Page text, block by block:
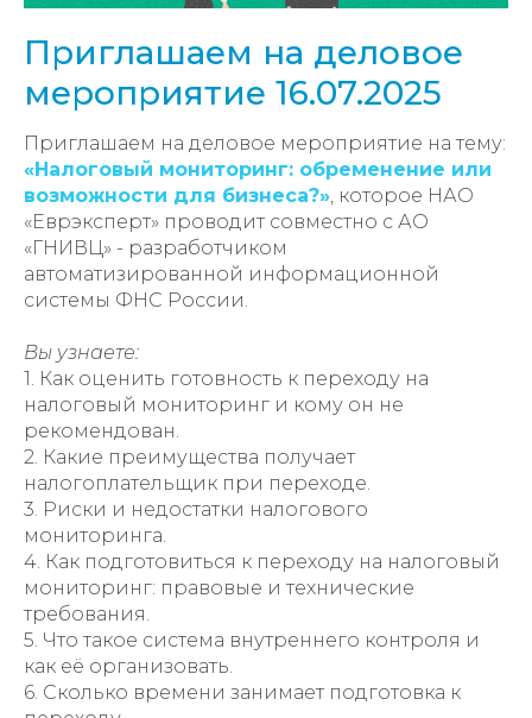
Приглашаем на деловое
мероприятие 16.07.2025
Приглашаем на деловое мероприятие на тему:
«Налоговый мониторинг: обременение или
возможности для бизнеса?», которое НАО
«Еврэксперт» проводит совместно с АО
«ГНИВЦ» - разработчиком
автоматизированной информационной
системы ФНС России.
Вы узнаете:
1. Как оценить готовность к переходу на
налоговый мониторинг и кому он не
рекомендован.
2. Какие преимущества получает
налогоплательщик при переходе.
3. Риски и недостатки налогового
мониторинга.
4. Как подготовиться к переходу на налоговый
мониторинг: правовые и технические
требования.
5. Что такое система внутреннего контроля и
как её организовать.
6. Сколько времени занимает подготовка к